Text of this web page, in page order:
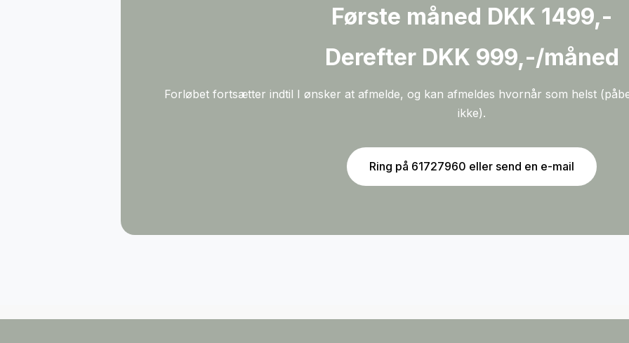
Første måned DKK 1499,-
Derefter DKK 999,-/måned
Forløbet fortsætter indtil I ønsker at afmelde, og kan afmeldes hvornår som helst
ikke).
Ring på 61727960 eller send en e-mail